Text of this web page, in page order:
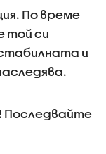
По време
той си
и
Последвайте